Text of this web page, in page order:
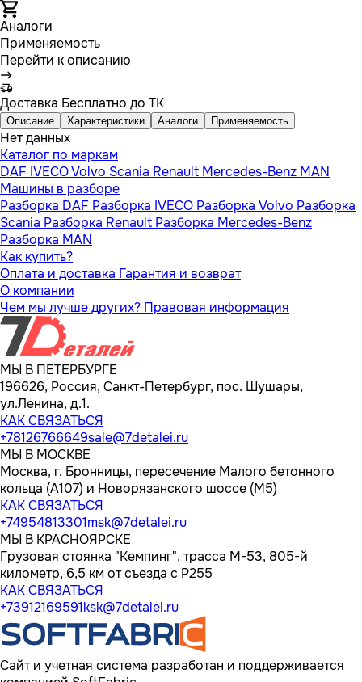
Аналоги
Применяемость
Перейти к описанию
Доставка Бесплатно до ТК
Описание Характеристики Аналоги Применяемость
Нет данных
Каталог по маркам
DAF IVECOVolvo Scania Renault Mercedes-Benz MAN
Машины в разборе
Разборка DAF Разборка IVECO Разборка Volvo Разборка
Scania Разборка Renault Разборка Mercedes-Benz
Разборка MAN
Как купить?
Оплата и доставка Гарантия и возврат
О компании
Чем мы лучше других? Правовая информация
МЫ В ПЕТЕРБУРГЕ
196626, Россия, Санкт-Петербург, пос. Шушары,
ул.Ленина, д.1.
КАК СВЯЗАТЬСЯ
+78126766649sale@7detalei.ru
МЫ В МОСКВЕ
Москва, г. Бронницы, пересечение Малого бетонного
кольца (А107) и Новорязанского шоссе (М5)
КАК СВЯЗАТЬСЯ
+74954813301msk@7detalei.ru
МЫ В КРАСНОЯРСКЕ
Грузовая стоянка "Кемпинг", трасса M-53, 805-й
километр, 6,5 км от съезда с Р255
КАК СВЯЗАТЬСЯ
+73912169591ksk@7detalei.ru
Сайт и учетная система разработан и поддерживается